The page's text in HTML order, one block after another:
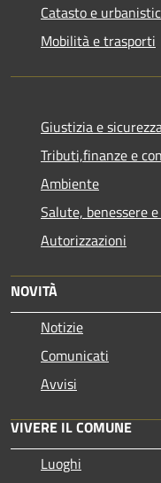
Catasto e
Mobilità e trasporti
Giustizia e
Tributi,finanze e
Ambiente
Salute, benessere
Autorizzazioni
NOVITÀ
Notizie
Comunicati
Avvisi
VIVERE IL COMUNE
Luoghi